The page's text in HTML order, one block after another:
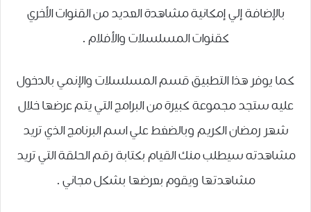
بالإضافة إلي إمكانية مشاهدة العديد من القنوات الأخري
كقنوات المسلسلات والأفلام .
كما يوفر هذا التطبيق قسم المسلسلات والإنمي بالدخول
عليه ستجد مجموعة كبيرة من البرامج التي يتم عرضها خلال
شهر رمضان الكريم وبالضغط علي اسم البرنامج الذي تريد
مشاهدته سيطلب منك القيام بكتابة رقم الحلقة التي تريد
مشاهدتها ويقوم بعرضها بشكل مجاني .